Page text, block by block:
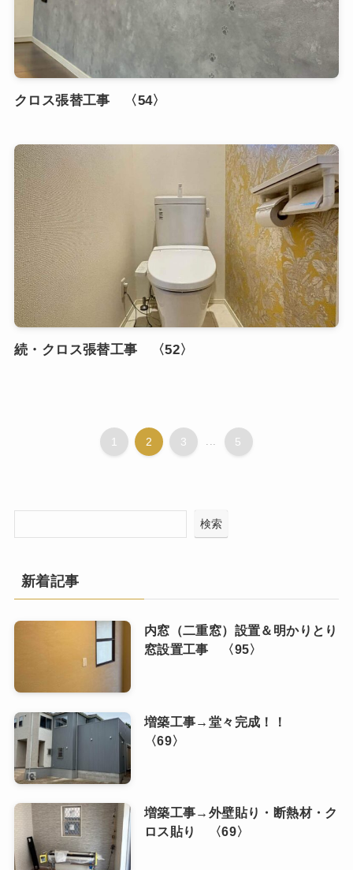
クロス張替工事 〈54〉
続・クロス張替工事 〈52〉
1 2 3 ... 5
検索
新着記事
内窓（二重窓）設置＆明かりとり
窓設置工事 〈95〉
増築工事→堂々完成！！
〈69〉
増築工事→外壁貼り・断熱材・ク
ロス貼り 〈69〉